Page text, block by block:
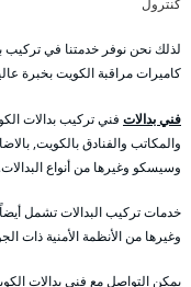
كنترول
لذلك نحن نوفر خدمتنا في تركيب
كاميرات مراقبة الكويت بخبرة
فني بدالات فني تركيب بدالات
والمكاتب والفنادق بالكويت,
وسيسكو وغيرها من أنواع البدالات.
خدمات تركيب البدالات تشمل
وغيرها من الأنظمة الأمنية ذات